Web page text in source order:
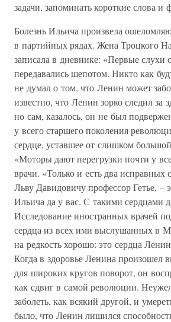
задачи, запоминать короткие слова и
Болезнь Ильича произвела
в партийных рядах. Жена Троцкого
записала в дневнике: «Первые слухи
передавались шепотом. Никто как
не думал о том, что Ленин может
известно, что Ленин зорко следил за
но сам, казалось, он не был
у всего старшего поколения
сердце, уставшее от слишком
«Моторы дают перегрузки почти у
врачи. «Только и есть два исправных
Льву Давидовичу профессор Гетье, –
Ильича да у вас. С такими сердцами
Исследование иностранных врачей
сердца из всех ими выслушанных в
на редкость хорошо: это сердца
Когда в здоровье Ленина произошел
для широких кругов поворот, он
как сдвиг в самой революции.
заболеть, как всякий другой, и
было, что Ленин лишился